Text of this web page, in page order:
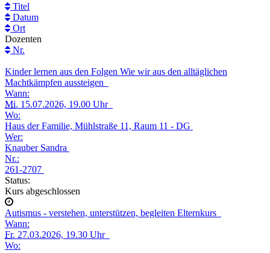
Titel
Datum
Ort
Dozenten
Nr.
Kinder lernen aus den Folgen Wie wir aus den alltäglichen
Machtkämpfen aussteigen
Wann:
Mi. 15.07.2026, 19.00 Uhr
Wo:
Haus der Familie, Mühlstraße 11, Raum 11 - DG
Wer:
Knauber Sandra
Nr.:
261-2707
Status:
Kurs abgeschlossen
Autismus - verstehen, unterstützen, begleiten Elternkurs
Wann:
Fr. 27.03.2026, 19.30 Uhr
Wo: